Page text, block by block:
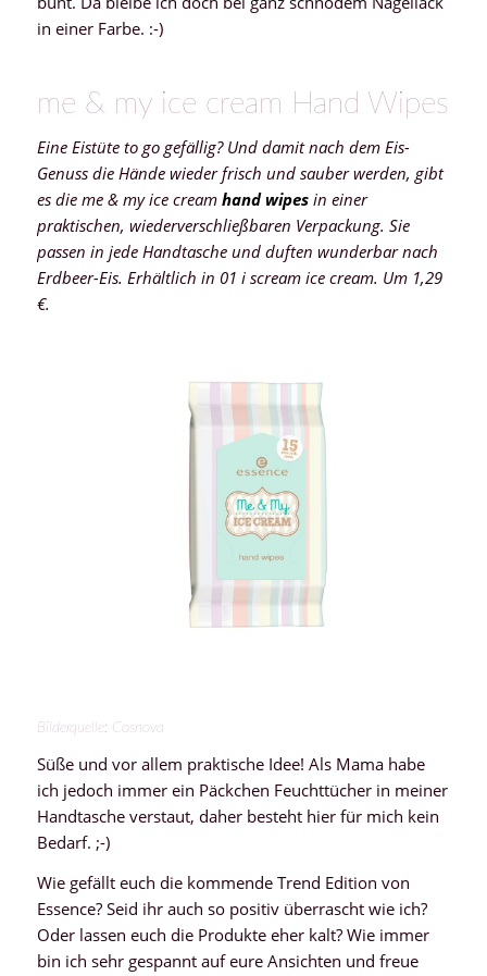
in einer Farbe. :-)
me & my ice cream Hand Wipes
Eine Eistüte to go gefällig? Und damit nach dem Eis-
Genuss die Hände wieder frisch und sauber werden, gibt
es die me & my ice cream hand wipesin einer
praktischen, wiederverschließbaren Verpackung. Sie
passen in jede Handtasche und duften wunderbar nach
Erdbeer-Eis. Erhältlich in 01 i scream ice cream. Um 1,29
€.
Bilderquelle: Cosnova
Süße und vor allem praktische Idee! Als Mama habe
ich jedoch immer ein Päckchen Feuchttücher in meiner
Handtasche verstaut, daher besteht hier für mich kein
Bedarf. ;-)
Wie gefällt euch die kommende Trend Edition von
Essence? Seid ihr auch so positiv überrascht wie ich?
Oder lassen euch die Produkte eher kalt? Wie immer
bin ich sehr gespannt auf eure Ansichten und freue